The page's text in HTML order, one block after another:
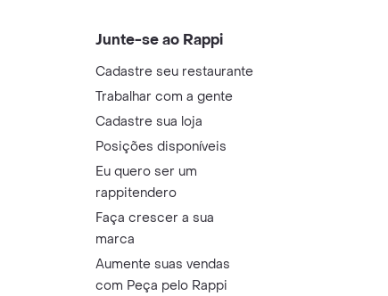
Junte-se ao Rappi
Cadastre seu restaurante
Trabalhar com a gente
Cadastre sua loja
Posições disponíveis
Eu quero ser um
rappitendero
Faça crescer a sua
marca
Aumente suas vendas
com Peça pelo Rappi